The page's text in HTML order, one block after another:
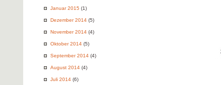
Januar 2015 (1)
Dezember 2014 (5)
November 2014 (4)
Oktober 2014 (5)
September 2014 (4)
August 2014 (4)
Juli 2014 (6)